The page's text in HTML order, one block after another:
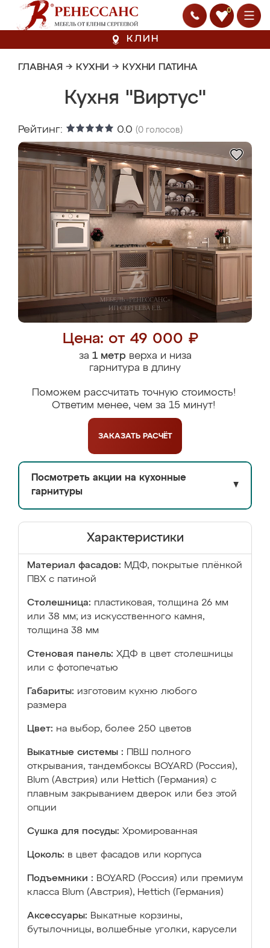
0
КЛИН
ГЛАВНАЯ → КУХНИ → КУХНИ ПАТИНА
Кухня "Виртус"
Рейтинг: 0.0 (0 голосов)
Цена: от 49 000 ₽
за 1 метрверха и низа
гарнитура в длину
Поможем рассчитать точную стоимость!
Ответим менее, чем за 15 минут!
ЗАКАЗАТЬ РАСЧЁТ
Посмотреть акции на кухонные
гарнитуры
▼
Характеристики
Материал фасадов: МДФ, покрытые плёнкой
ПВХ с патиной
Столешница: пластиковая, толщина 26 мм
или 38 мм; из искусственного камня,
толщина 38 мм
Стеновая панель: ХДФ в цвет столешницы
или с фотопечатью
Габариты: изготовим кухню любого
размера
Цвет: на выбор, более 250 цветов
Выкатные системы :
ПВШ полного
открывания, тандембоксы BOYARD (Россия),
Blum (Австрия) или Hettich (Германия) с
плавным закрыванием дверок или без этой
опции
Сушка для посуды: Хромированная
Цоколь: в цвет фасадов или корпуса
Подъемники : BOYARD (Россия) или премиум
класса Blum (Австрия), Hettich (Германия)
Аксессуары: Выкатные корзины,
бутылочницы, волшебные уголки, карусели